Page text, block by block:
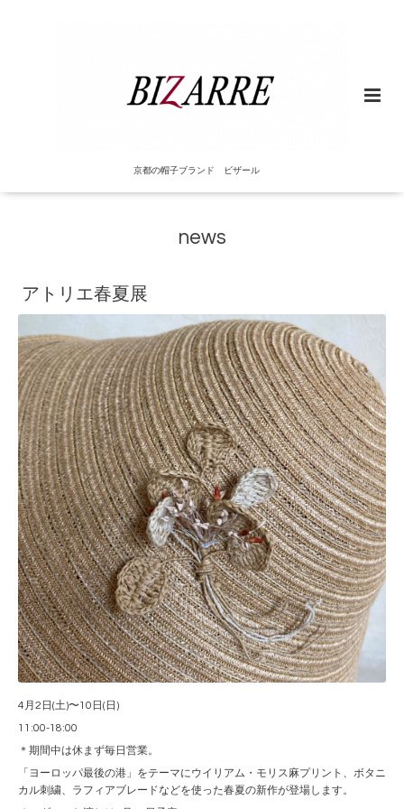
京都の帽子ブランド ビザール
news
アトリエ春夏展
4月2日(土)〜10日(日)
11:00-18:00
＊期間中は休まず毎日営業。
「ヨーロッパ最後の港」をテーマにウイリアム・モリス麻プリント、ボタニ
カル刺繍、ラフィアブレードなどを使った春夏の新作が登場します。